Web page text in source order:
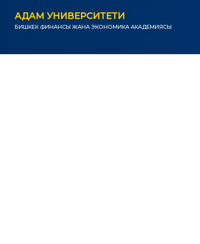
АДАМ УНИВЕРСИТЕТИ
БИШКЕК ФИНАНСЫ ЖАНА ЭКОНОМИКА АКАДЕМИЯСЫ